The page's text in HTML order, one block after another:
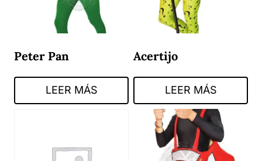
Peter Pan
LEER MÁS
Acertijo
LEER MÁS